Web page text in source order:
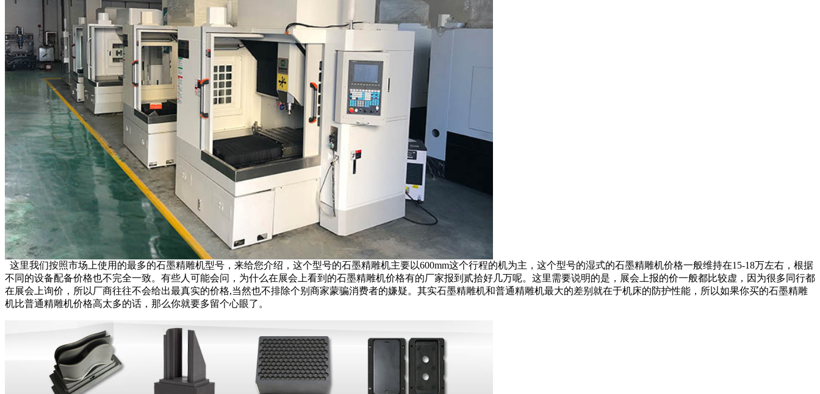
这里我们按照市场上使用的最多的石墨精雕机型号，来给您介绍，这个型号的石墨精雕机主要以600mm这个行程的机为主，这个型号的湿式的石墨精雕机价格一般维持在15-18万左右，根据
不同的设备配备价格也不完全一致。有些人可能会问，为什么在展会上看到的石墨精雕机价格有的厂家报到贰拾好几万呢。这里需要说明的是，展会上报的价一般都比较虚，因为很多同行都
在展会上询价，所以厂商往往不会给出最真实的价格,当然也不排除个别商家蒙骗消费者的嫌疑。其实石墨精雕机和普通精雕机最大的差别就在于机床的防护性能，所以如果你买的石墨精雕
机比普通精雕机价格高太多的话，那么你就要多留个心眼了。